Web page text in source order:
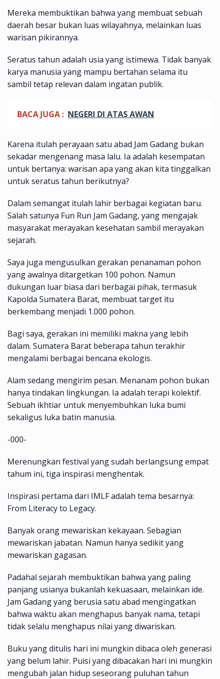
Mereka membuktikan bahwa yang membuat sebuah
daerah besar bukan luas wilayahnya, melainkan luas
warisan pikirannya.
Seratus tahun adalah usia yang istimewa. Tidak banyak
karya manusia yang mampu bertahan selama itu
sambil tetap relevan dalam ingatan publik.
BACA JUGA : NEGERI DI ATAS AWAN
Karena itulah perayaan satu abad Jam Gadang bukan
sekadar mengenang masa lalu. Ia adalah kesempatan
untuk bertanya: warisan apa yang akan kita tinggalkan
untuk seratus tahun berikutnya?
Dalam semangat itulah lahir berbagai kegiatan baru.
Salah satunya Fun Run Jam Gadang, yang mengajak
masyarakat merayakan kesehatan sambil merayakan
sejarah.
Saya juga mengusulkan gerakan penanaman pohon
yang awalnya ditargetkan 100 pohon. Namun
dukungan luar biasa dari berbagai pihak, termasuk
Kapolda Sumatera Barat, membuat target itu
berkembang menjadi 1.000 pohon.
Bagi saya, gerakan ini memiliki makna yang lebih
dalam. Sumatera Barat beberapa tahun terakhir
mengalami berbagai bencana ekologis.
Alam sedang mengirim pesan. Menanam pohon bukan
hanya tindakan lingkungan. Ia adalah terapi kolektif.
Sebuah ikhtiar untuk menyembuhkan luka bumi
sekaligus luka batin manusia.
-000-
Merenungkan festival yang sudah berlangsung empat
tahum ini, tiga inspirasi menghentak.
Inspirasi pertama dari IMLF adalah tema besarnya:
From Literacy to Legacy.
Banyak orang mewariskan kekayaan. Sebagian
mewariskan jabatan. Namun hanya sedikit yang
mewariskan gagasan.
Padahal sejarah membuktikan bahwa yang paling
panjang usianya bukanlah kekuasaan, melainkan ide.
Jam Gadang yang berusia satu abad mengingatkan
bahwa waktu akan menghapus banyak nama, tetapi
tidak selalu menghapus nilai yang diwariskan.
Buku yang ditulis hari ini mungkin dibaca oleh generasi
yang belum lahir. Puisi yang dibacakan hari ini mungkin
mengubah jalan hidup seseorang puluhan tahun